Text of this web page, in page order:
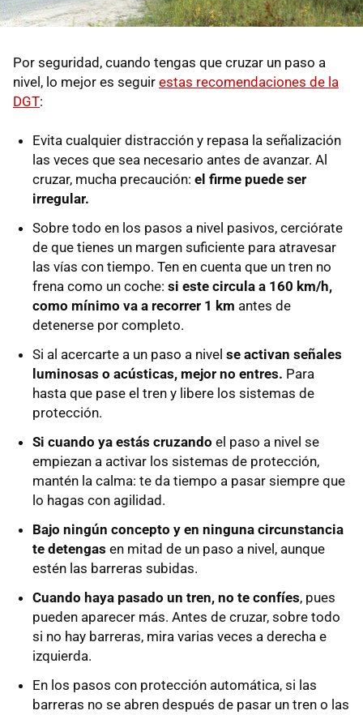
Por seguridad, cuando tengas que cruzar un paso a
nivel, lo mejor es seguir estas recomendaciones de la
DGT:
Evita cualquier distracción y repasa la señalización
las veces que sea necesario antes de avanzar. Al
cruzar, mucha precaución: el firme puede ser
irregular.
Sobre todo en los pasos a nivel pasivos, cerciórate
de que tienes un margen suficiente para atravesar
las vías con tiempo. Ten en cuenta que un tren no
frena como un coche: si este circula a 160 km/h,
como mínimo va a recorrer 1 km antes de
detenerse por completo.
Si al acercarte a un paso a nivel se activan señales
luminosas o acústicas, mejor no entres. Para
hasta que pase el tren y libere los sistemas de
protección.
Si cuando ya estás cruzando el paso a nivel se
empiezan a activar los sistemas de protección,
mantén la calma: te da tiempo a pasar siempre que
lo hagas con agilidad.
Bajo ningún concepto y en ninguna circunstancia
te detengas en mitad de un paso a nivel, aunque
estén las barreras subidas.
Cuando haya pasado un tren, no te confíes, pues
pueden aparecer más. Antes de cruzar, sobre todo
si no hay barreras, mira varias veces a derecha e
izquierda.
En los pasos con protección automática, si las
barreras no se abren después de pasar un tren o las